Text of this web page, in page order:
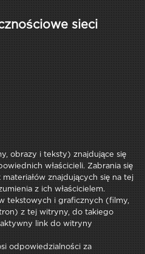
sieci
obrazy i teksty) znajdujące się
właścicieli. Zabrania się
znajdujących się na tej
z ich właścicielem.
tekstowych i graficznych (filmy,
z tej witryny, do takiego
aktywny link do witryny
odpowiedzialności za